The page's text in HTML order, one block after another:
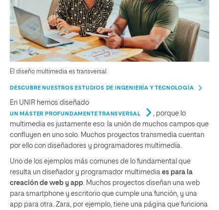
El diseño multimedia es transversal.
DESCUBRE NUESTROS ESTUDIOS DE INGENIERÍA Y TECNOLOGÍA
En UNIR hemos diseñado
UN MÁSTER PROFUNDAMENTE TRANSVERSAL
, porque lo
multimedia es justamente eso: la unión de muchos campos que
confluyen en uno solo. Muchos proyectos transmedia cuentan
por ello con diseñadores y programadores multimedia.
Uno de los ejemplos más comunes de lo fundamental que
resulta un diseñador y programador multimedia es para la
creación de web y app . Muchos proyectos diseñan una web
para smartphone y escritorio que cumple una función, y una
app para otra. Zara, por ejemplo, tiene una página que funciona